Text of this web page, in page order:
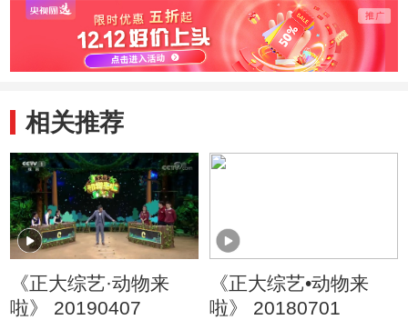
相关推荐
《正大综艺·动物来
啦》 20190407
《正大综艺•动物来
啦》 20180701